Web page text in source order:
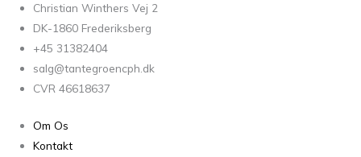
Christian Winthers Vej 2
DK-1860 Frederiksberg
+45 31382404
salg@tantegroencph.dk
CVR 46618637
Om Os
Kontakt